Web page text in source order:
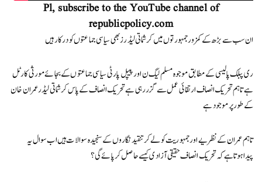
Pl, subscribe to the YouTube channel of
republicpolicy.com
ان سب سے بڑھ کے کمزورجمہورتوں میں کرشماتی لیڈرز بھی سیا سی جماعتوں کو درکار ہیں
ری پبلک پالیسی کے مطابق موجوہ مسلم لیگ ن اورپیپل پارٹی سیاسی جماعتوں کے بجائے مورثی کارٹل
ہے تاہم تحریک انصاف ارتقائی عمل سے گزر رہی ہے تحریک انصاف کے پاس کرشماتی لیڈرعمران خان
کے طور پر موجو د ہے
تاہم عمران کے نظریے اور جمہوریت کو لے کر تنقید نگاروں کے سنجیدہ سوالا ت ہیں اب سوال یہ
پیداہوتا ہے کہ تحریک انصاف حقیقی آزادی کیسے حاصل کر پائے گی؟